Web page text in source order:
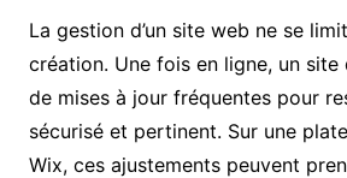
La gestion d’un site web ne se
création. Une fois en ligne, un site
de mises à jour fréquentes pour
sécurisé et pertinent. Sur une
Wix, ces ajustements peuvent